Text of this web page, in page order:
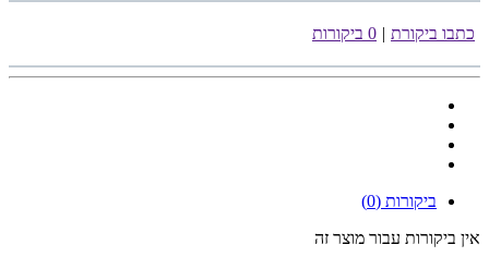
כתבו ביקורת | 0 ביקורות
ביקורות (0)
אין ביקורות עבור מוצר זה